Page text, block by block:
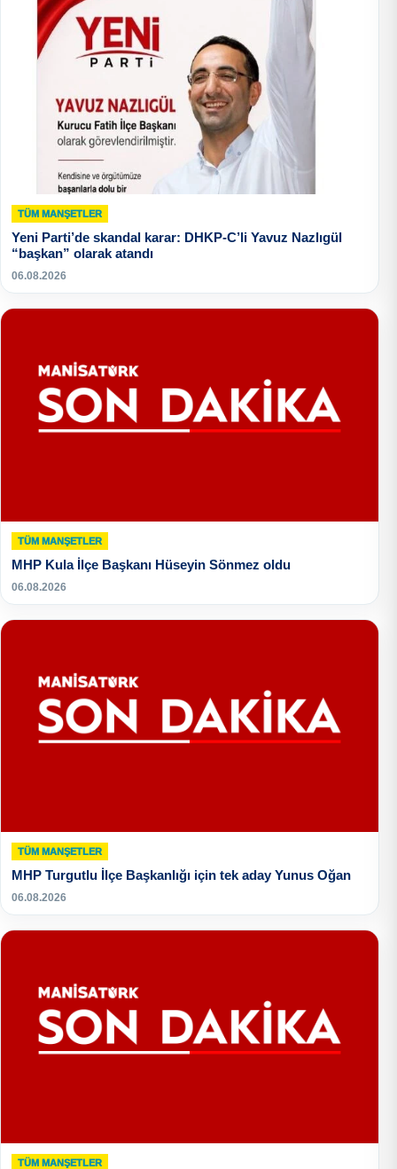
TÜM MANŞETLER
Yeni Parti’de skandal karar: DHKP-C’li Yavuz Nazlıgül
“başkan” olarak atandı
06.08.2026
TÜM MANŞETLER
MHP Kula İlçe Başkanı Hüseyin Sönmez oldu
06.08.2026
TÜM MANŞETLER
MHP Turgutlu İlçe Başkanlığı için tek aday Yunus Oğan
06.08.2026
TÜM MANŞETLER